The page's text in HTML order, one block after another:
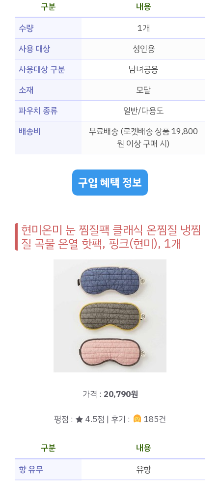
구분
내용
수량
1개
사용 대상
성인용
사용대상 구분
남녀공용
소재
모달
파우치 종류
일반/다용도
배송비
무료배송 (로켓배송 상품 19,800
원 이상 구매 시)
구입 혜택 정보
현미온미 눈 찜질팩 클래식 온찜질 냉찜
질 곡물 온열 핫팩, 핑크(현미), 1개
가격 : 20,790원
평점 : ★ 4.5점 | 후기 : 185건
구분
내용
향 유무
유향